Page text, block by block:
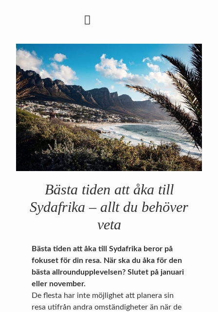
Bästa tiden att åka till
Sydafrika – allt du behöver
veta
Bästa tiden att åka till Sydafrika beror på
fokuset för din resa. När ska du åka för den
bästa allroundupplevelsen? Slutet på januari
eller november.
De flesta har inte möjlighet att planera sin
resa utifrån andra omständigheter än när de